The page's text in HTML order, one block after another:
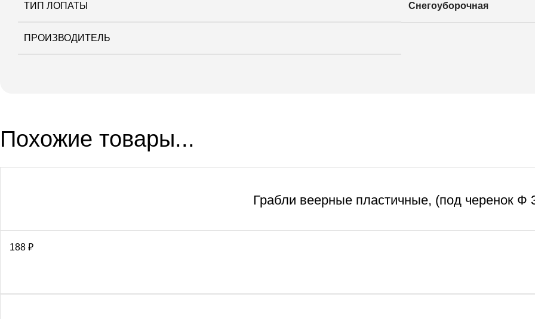
ТИП ЛОПАТЫ Снегоуборочная
ПРОИЗВОДИТЕЛЬ
Похожие товары...
Грабли веерные пластичные, (под черенок Ф
188 ₽